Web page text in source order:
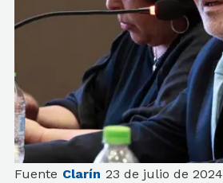
Fuente Clarín 23 de julio de 2024